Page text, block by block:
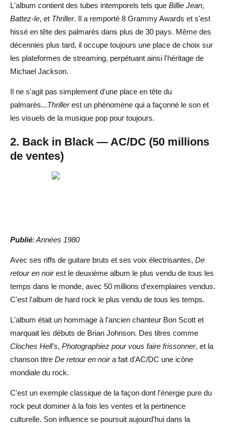
L'album contient des tubes intemporels tels que Billie Jean,
Battez-le, et Thriller. Il a remporté 8 Grammy Awards et s'est
hissé en tête des palmarès dans plus de 30 pays. Même des
décennies plus tard, il occupe toujours une place de choix sur
les plateformes de streaming, perpétuant ainsi l'héritage de
Michael Jackson.
Il ne s'agit pas simplement d'une place en tête du
palmarès...Thrillerest un phénomène qui a façonné le son et
les visuels de la musique pop pour toujours.
2. Back in Black — AC/DC (50 millions
de ventes)
Publié: Années 1980
Avec ses riffs de guitare bruts et ses voix électrisantes, De
retour en noirest le deuxième album le plus vendu de tous les
temps dans le monde, avec 50 millions d'exemplaires vendus.
C'est l'album de hard rock le plus vendu de tous les temps.
L'album était un hommage à l'ancien chanteur Bon Scott et
marquait les débuts de Brian Johnson. Des titres comme
Cloches Hell's, Photographiez pour vous faire frissonner, et la
chanson titre De retour en noira fait d'AC/DC une icône
mondiale du rock.
C'est un exemple classique de la façon dont l'énergie pure du
rock peut dominer à la fois les ventes et la pertinence
culturelle. Son influence se poursuit aujourd'hui dans la